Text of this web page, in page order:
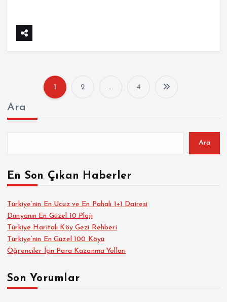
ı
s
a
y
1 2 … 4
Ara
Ara
En Son Çıkan Haberler
Türkiye’nin En Ucuz ve En Pahalı 1+1 Dairesi
Dünyanın En Güzel 10 Plajı
Türkiye Haritalı Köy Gezi Rehberi
Türkiye’nin En Güzel 100 Köyü
Öğrenciler İçin Para Kazanma Yolları
Son Yorumlar